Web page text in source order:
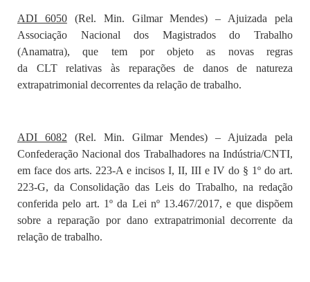
ADI 6050(Rel. Min. Gilmar Mendes) – Ajuizada pela
Associação Nacional dos Magistrados do Trabalho
(Anamatra), que tem por objeto as novas regras
da CLTrelativas às reparações de danos de natureza
extrapatrimonial decorrentes da relação de trabalho.
ADI 6082 (Rel. Min. Gilmar Mendes) – Ajuizada pela
Confederação Nacional dos Trabalhadores na Indústria/CNTI,
em face dos arts. 223-A e incisos I, II, III e IV do § 1º do art.
223-G, da Consolidação das Leis do Trabalho, na redação
conferida pelo art. 1º da Lei nº 13.467/2017, e que dispõem
sobre a reparação por dano extrapatrimonial decorrente da
relação de trabalho.